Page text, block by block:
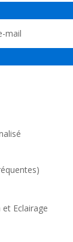
Eclairage